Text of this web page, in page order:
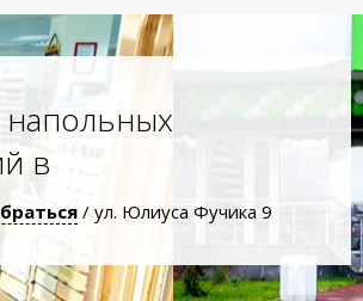
напольных
в
/ ул. Юлиуса Фучика 9